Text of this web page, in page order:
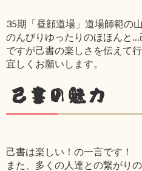
35期「昼顔道場」道場師範の
のんびりゆったりのほほんと
ですが己書の楽しさを伝えて
宜しくお願いします。
己書の魅力
己書は楽しい！の一言です！
また、多くの人達との繋がり